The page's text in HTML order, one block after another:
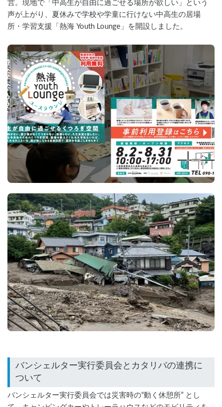
営。現地で「中高生が自由に過ごせる場所が欲しい」という
声が上がり、夏休みで学校や学童に行けない中高生の居場
所・学習支援「熱海 Youth Lounge」を開設しました。
バンシェルター実行委員会とカタリバの連携に
バンシェルター実行委員会では災害時の“動く休憩所” とし